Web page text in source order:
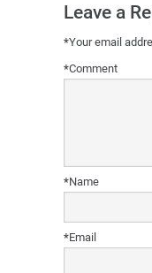
Leave a
Your email
*
Comment
*
Name
*
Email
*